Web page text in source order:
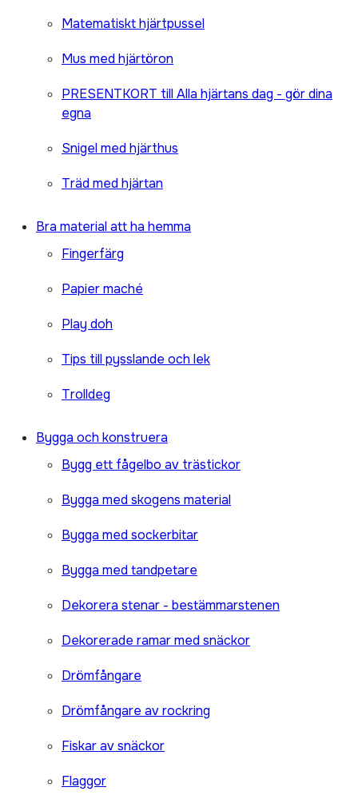
Matematiskt hjärtpussel
Mus med hjärtöron
PRESENTKORT till Alla hjärtans dag - gör dina
egna
Snigel med hjärthus
Träd med hjärtan
Bra material att ha hemma
Fingerfärg
Papier maché
Play doh
Tips till pysslande och lek
Trolldeg
Bygga och konstruera
Bygg ett fågelbo av trästickor
Bygga med skogens material
Bygga med sockerbitar
Bygga med tandpetare
Dekorera stenar - bestämmarstenen
Dekorerade ramar med snäckor
Drömfångare
Drömfångare av rockring
Fiskar av snäckor
Flaggor